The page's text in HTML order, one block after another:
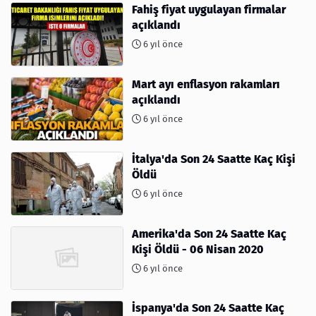
Fahiş fiyat uygulayan firmalar
açıklandı
6 yıl önce
Mart ayı enflasyon rakamları
açıklandı
6 yıl önce
İtalya'da Son 24 Saatte Kaç Kişi
Öldü
6 yıl önce
Amerika'da Son 24 Saatte Kaç
Kişi Öldü - 06 Nisan 2020
6 yıl önce
İspanya'da Son 24 Saatte Kaç